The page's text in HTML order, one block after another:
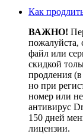
Как
ВАЖНО!
пожалуйста,
файл или
скидкой
продления
но при
номер или
антивирус
150 дней
лицензии.